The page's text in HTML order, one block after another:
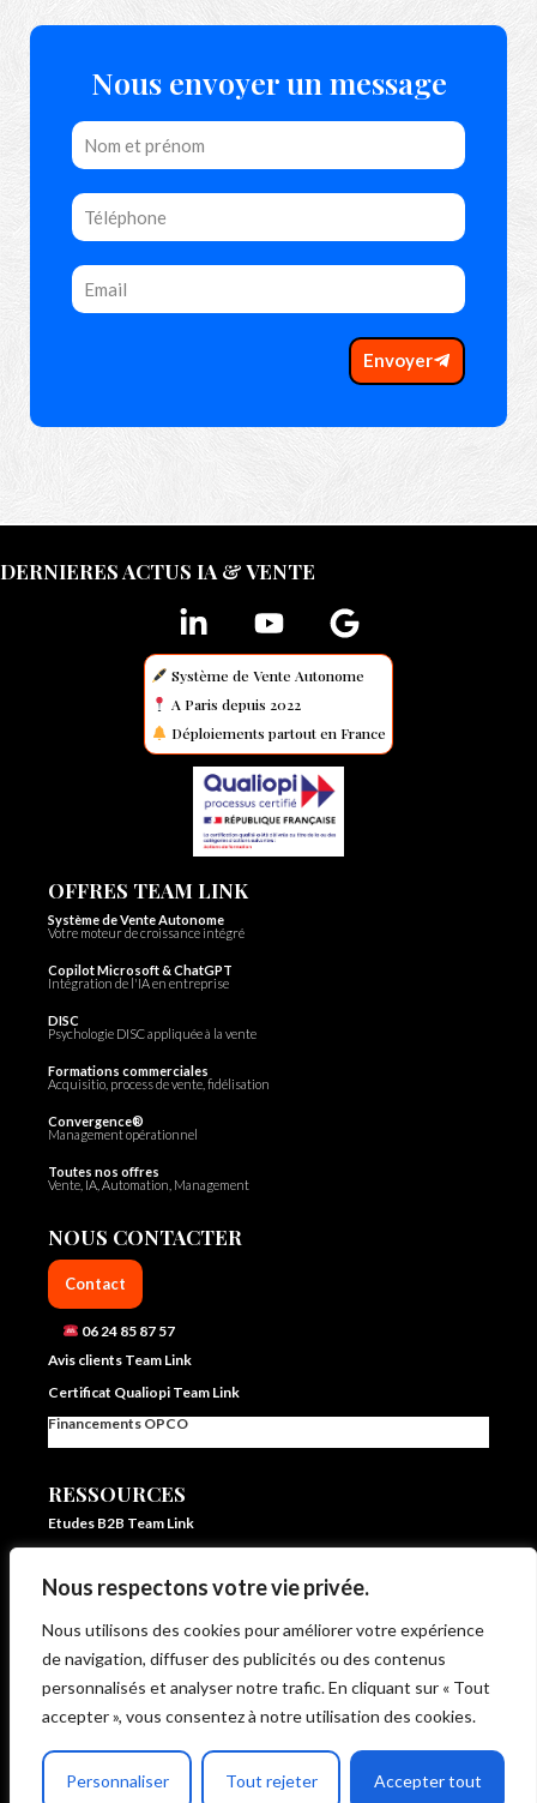
Nous respectons votre vie privée.
Nous utilisons des cookies pour améliorer votre expérience
de navigation, diffuser des publicités ou des contenus
personnalisés et analyser notre trafic. En cliquant sur « Tout
accepter », vous consentez à notre utilisation des cookies.
Personnaliser Tout rejeter Accepter tout
Nous envoyer un message
Envoyer
DERNIERES ACTUS IA & VENTE
Système de Vente Autonome
A Paris depuis 2022
Déploiements partout en France
OFFRES TEAM LINK
Système de Vente Autonome
Votre moteur de croissance intégré
Copilot Microsoft & ChatGPT
Intégration de l'IA en entreprise
DISC
Psychologie DISC appliquée à la vente
Formations commerciales
Acquisitio, process de vente, fidélisation
Convergence®
Management opérationnel
Toutes nos offres
Vente, IA, Automation, Management
NOUS CONTACTER
Contact
06 24 85 87 57
Avis clients Team Link
Certificat Qualiopi Team Link
Financements OPCO
RESSOURCES
Etudes B2B Team Link
Blog IA et vente – Team Link
Livrets d’accueil et statistiques
Règlement intérieur
CG de Vente et d’Utilisation
Politique de protection des données